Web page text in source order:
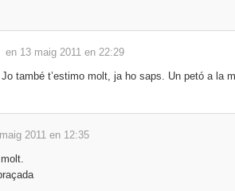
en 13 maig 2011 en 22:29
també t’estimo molt, ja ho saps. Un petó a la
2011 en 12:35